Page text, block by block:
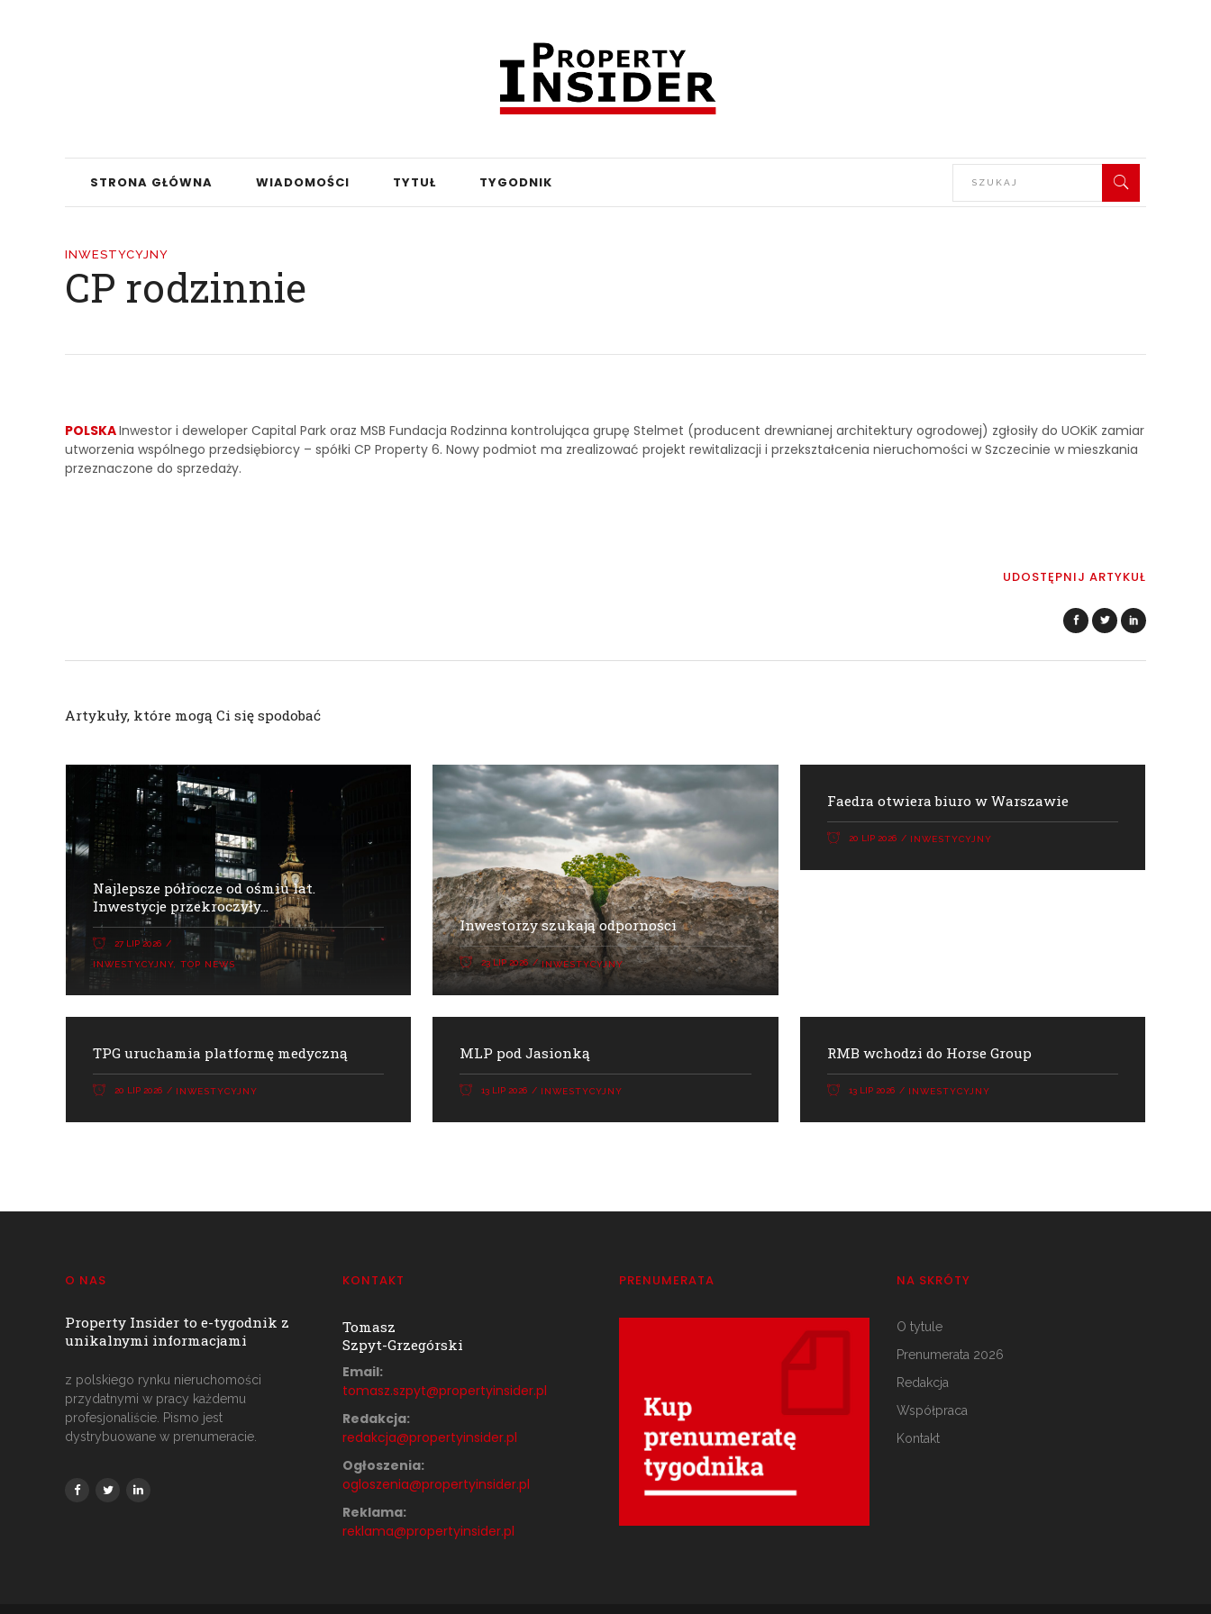
STRONA GŁÓWNA WIADOMOŚCI TYTUŁ TYGODNIK
INWESTYCYJNY
CP rodzinnie
POLSKAInwestor i deweloper Capital Park oraz MSB Fundacja Rodzinna kontrolująca grupę Stelmet (producent drewnianej architektury ogrodowej) zgłosiły do UOKiK zamiar
utworzenia wspólnego przedsiębiorcy – spółki CP Property 6. Nowy podmiot ma zrealizować projekt rewitalizacji i przekształcenia nieruchomości w Szczecinie w mieszkania
przeznaczone do sprzedaży.
UDOSTĘPNIJ ARTYKUŁ
Artykuły, które mogą Ci się spodobać
Najlepsze półrocze od ośmiu lat.
Inwestycje przekroczyły...
27 LIP 2026
INWESTYCYJNY TOP NEWS
Inwestorzy szukają odporności
23 LIP 2026 INWESTYCYJNY
Faedra otwiera biuro w Warszawie
20 LIP 2026 INWESTYCYJNY
TPG uruchamia platformę medyczną
20 LIP 2026 INWESTYCYJNY
MLP pod Jasionką
13 LIP 2026 INWESTYCYJNY
RMB wchodzi do Horse Group
13 LIP 2026 INWESTYCYJNY
O NAS
Property Insider to e-tygodnik z
unikalnymi informacjami
z polskiego rynku nieruchomości
przydatnymi w pracy każdemu
profesjonaliście. Pismo jest
dystrybuowane w prenumeracie.
KONTAKT
Tomasz
Szpyt-Grzegórski
Email:
tomasz.szpyt@propertyinsider.pl
Redakcja:
redakcja@propertyinsider.pl
Ogłoszenia:
ogloszenia@propertyinsider.pl
Reklama:
reklama@propertyinsider.pl
PRENUMERATA NA SKRÓTY
O tytule
Prenumerata 2026
Redakcja
Współpraca
Kontakt